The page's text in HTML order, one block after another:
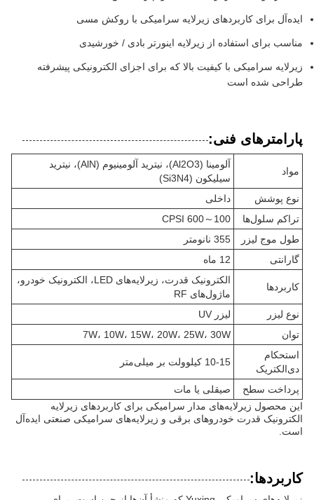
ایده‌آل برای کاربردهای زیرلایه سرامیکی با روکش مسی
مناسب برای استفاده از زیرلایه اینورتر بادی / خورشیدی
زیرلایه سرامیکی با کیفیت بالا که برای اجزای الکترونیکی پیشرفته
طراحی شده است
پارامترهای فنی:
مواد
آلومینا (Al2O3)، نیترید آلومینیوم (AlN)، نیترید
سیلیکون (Si3N4)
نوع پوشش
داخلی
تراکم سلول‌ها
100～600 CPSI
طول موج لیزر
355 نانومتر
گارانتی
12 ماه
کاربردها
الکترونیک قدرت، زیرلایه‌های LED، الکترونیک خودرو،
ماژول‌های RF
نوع لیزر
لیزر UV
توان
7W، 10W، 15W، 20W، 25W، 30W
استحکام
دی‌الکتریک
10-15 کیلوولت بر میلی‌متر
پرداخت سطح
صیقلی یا مات
این محصول زیرلایه‌های مدار سرامیکی برای کاربردهای زیرلایه
الکترونیک قدرت خودروهای برقی و زیرلایه‌های سرامیکی صنعتی ایده‌آل
است.
کاربردها: